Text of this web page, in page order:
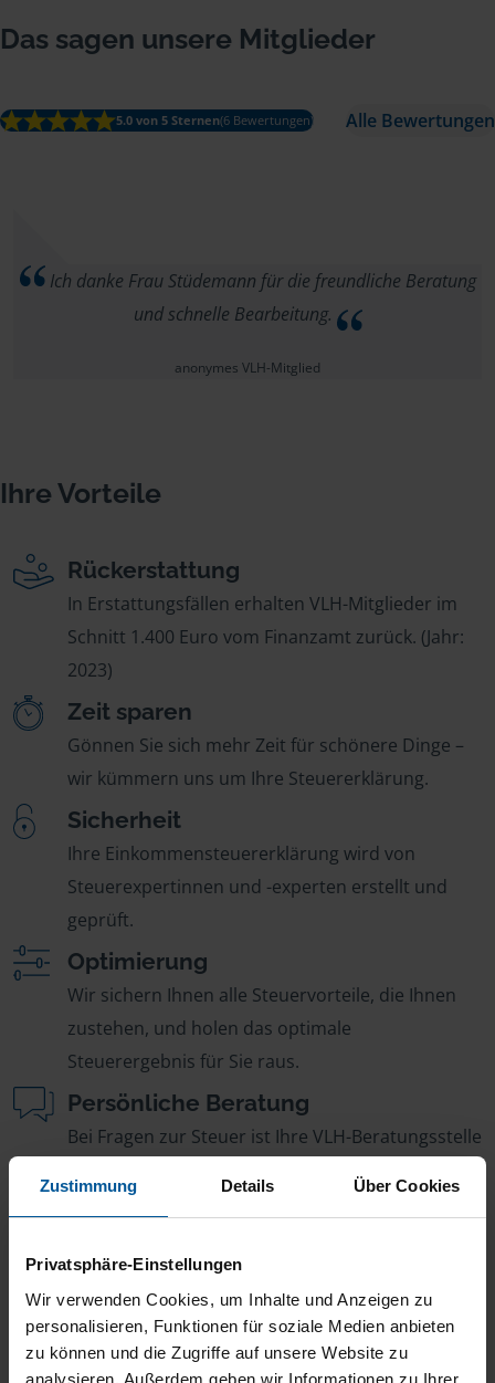
Zustimmung Details Über Cookies
Privatsphäre-Einstellungen
Wir verwenden Cookies, um Inhalte und Anzeigen zu
personalisieren, Funktionen für soziale Medien anbieten
zu können und die Zugriffe auf unsere Website zu
analysieren. Außerdem geben wir Informationen zu Ihrer
Das sagen unsere Mitglieder
5.0 von 5 Sternen(6 Bewertungen) Alle Bewertungen
Ich danke Frau Stüdemann für die freundliche Beratung
und schnelle Bearbeitung.
anonymes VLH-Mitglied
Ihre Vorteile
Rückerstattung
In Erstattungsfällen erhalten VLH-Mitglieder im
Schnitt 1.400 Euro vom Finanzamt zurück. (Jahr:
2023)
Zeit sparen
Gönnen Sie sich mehr Zeit für schönere Dinge –
wir kümmern uns um Ihre Steuererklärung.
Sicherheit
Ihre Einkommensteuererklärung wird von
Steuerexpertinnen und -experten erstellt und
geprüft.
Optimierung
Wir sichern Ihnen alle Steuervorteile, die Ihnen
zustehen, und holen das optimale
Steuerergebnis für Sie raus.
Persönliche Beratung
Bei Fragen zur Steuer ist Ihre VLH-Beratungsstelle
Fairer Beitrag
jährlichen Mitgliedsbeitrag, der sich nach Ihren
Jahreseinnahmen richtet.